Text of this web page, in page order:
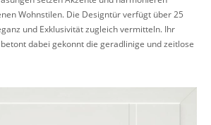
Wohnstilen. Die Designtür verfügt über 25
und Exklusivität zugleich vermitteln. Ihr
dabei gekonnt die geradlinige und zeitlose